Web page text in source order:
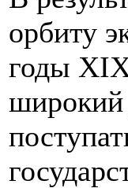
орбиту
годы
широкий